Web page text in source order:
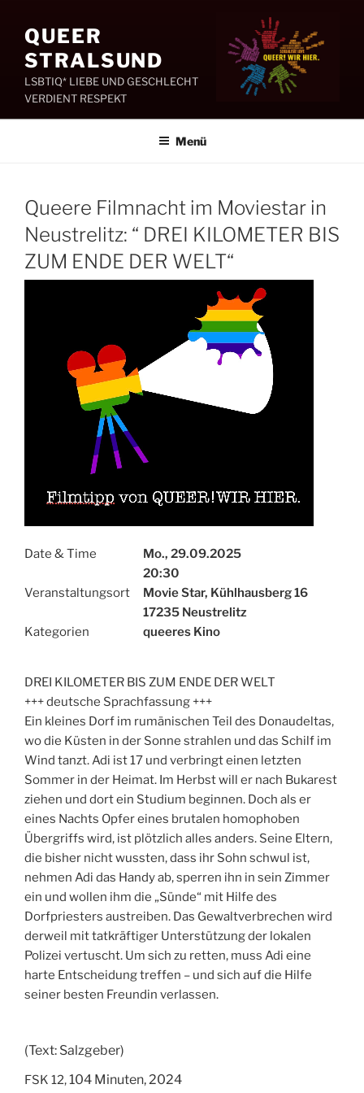
Inhalt
springenQUEER
STRALSUND
LSBTIQ* LIEBE UND GESCHLECHT
VERDIENT RESPEKT
Menü
Queere Filmnacht im Moviestar in
Neustrelitz: “ DREI KILOMETER BIS
ZUM ENDE DER WELT“
Date & Time
Mo., 29.09.2025
20:30
Veranstaltungsort
Movie Star, Kühlhausberg 16
17235 Neustrelitz
Kategorien
queeres Kino
DREI KILOMETER BIS ZUM ENDE DER WELT
+++ deutsche Sprachfassung +++
Ein kleines Dorf im rumänischen Teil des Donaudeltas,
wo die Küsten in der Sonne strahlen und das Schilf im
Wind tanzt. Adi ist 17 und verbringt einen letzten
Sommer in der Heimat. Im Herbst will er nach Bukarest
ziehen und dort ein Studium beginnen. Doch als er
eines Nachts Opfer eines brutalen homophoben
Übergriffs wird, ist plötzlich alles anders. Seine Eltern,
die bisher nicht wussten, dass ihr Sohn schwul ist,
nehmen Adi das Handy ab, sperren ihn in sein Zimmer
ein und wollen ihm die „Sünde“ mit Hilfe des
Dorfpriesters austreiben. Das Gewaltverbrechen wird
derweil mit tatkräftiger Unterstützung der lokalen
Polizei vertuscht. Um sich zu retten, muss Adi eine
harte Entscheidung treffen – und sich auf die Hilfe
seiner besten Freundin verlassen.
(Text: Salzgeber)
FSK 12,104 Minuten,2024